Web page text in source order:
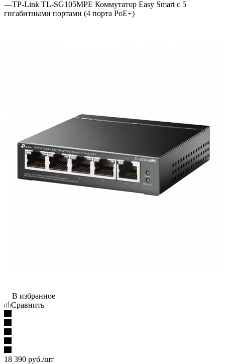
—TP-Link TL-SG105MPE Коммутатор Easy Smart с 5
гигабитными портами (4 порта PoE+)
В избранное
Сравнить
18 390 руб./шт